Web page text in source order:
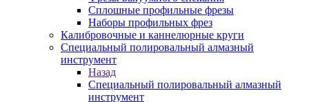
Сплошные профильные фрезы
Наборы профильных фрез
Калибровочные и каннелюрные круги
Специальный полировальный алмазный
инструмент
Назад
Специальный полировальный алмазный
инструмент